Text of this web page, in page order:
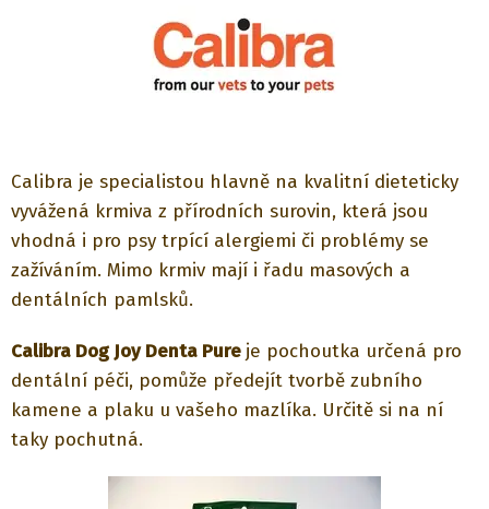
Calibra je specialistou hlavně na kvalitní dieteticky
vyvážená krmiva z přírodních surovin, která jsou
vhodná i pro psy trpící alergiemi či problémy se
zažíváním. Mimo krmiv mají i řadu masových a
dentálních pamlsků.
Calibra Dog Joy Denta Pure je pochoutka určená pro
dentální péči, pomůže předejít tvorbě zubního
kamene a plaku u vašeho mazlíka. Určitě si na ní
taky pochutná.